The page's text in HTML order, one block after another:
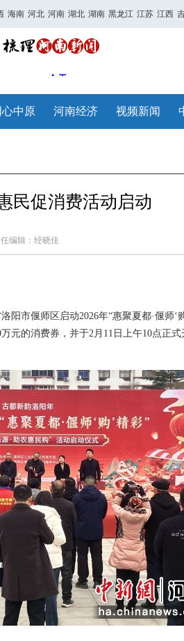
海南 河北 河南 湖北 湖南 黑龙江 江苏 江西
心中原 河南经济 视频新闻
民促消费活动启动
编辑：经晓佳
市偃师区启动2026年“惠聚夏都·偃师‘
元的消费券，并于2月11日上午10点正